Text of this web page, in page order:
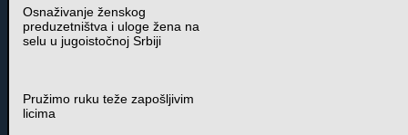
Osnaživanje ženskog
preduzetništva i uloge žena na
selu u jugoistočnoj Srbiji
Pružimo ruku teže zapošljivim
licima